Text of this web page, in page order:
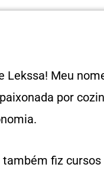
Meu
por
fiz